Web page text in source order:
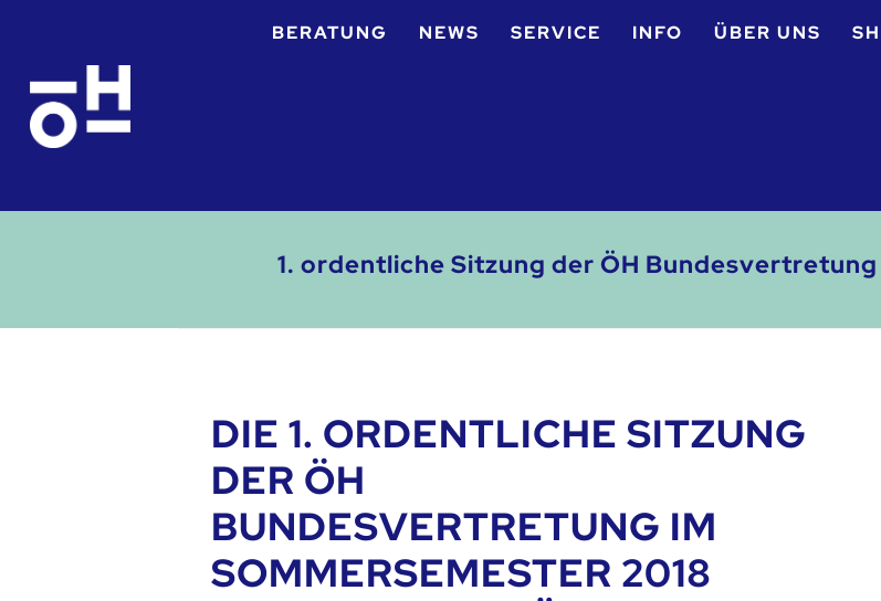
BERATUNG NEWS SERVICE INFO ÜBER UNS
1. ordentliche Sitzung der ÖH
DIE 1. ORDENTLICHE SITZUNG
DER ÖH
BUNDESVERTRETUNG IM
SOMMERSEMESTER 2018